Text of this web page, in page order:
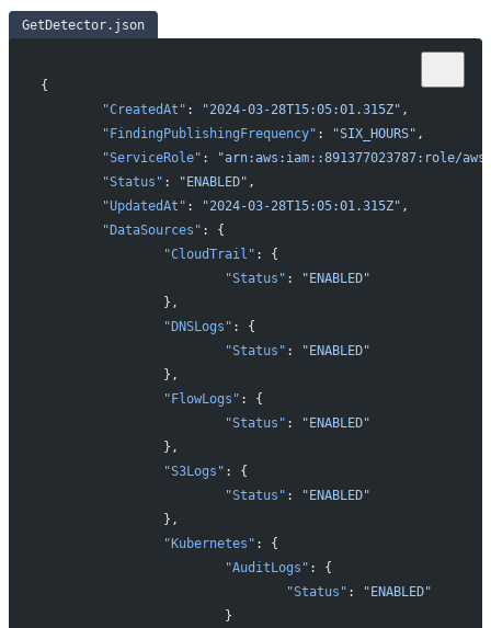
GetDetector.json
{
	"CreatedAt"
: "2024-03-28T15:05:01.315Z" ,
	"FindingPublishingFrequency"
: "SIX_HOURS" ,
	"ServiceRole"
:
"arn:aws:iam::891377023787:role/
	"Status"
: "ENABLED" ,
	"UpdatedAt"
: "2024-03-28T15:05:01.315Z" ,
	"DataSources"
: {
		"CloudTrail"
: {
			"Status"
:
"ENABLED"
		},
		"DNSLogs"
: {
			"Status"
:
"ENABLED"
		},
		"FlowLogs"
: {
			"Status"
:
"ENABLED"
		},
		"S3Logs"
: {
			"Status"
:
"ENABLED"
		},
		"Kubernetes"
: {
			"AuditLogs"
: {
				"Status"
:
"ENABLED"
			}